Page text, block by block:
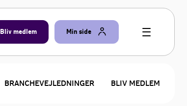
Bliv medlem Min side
BRANCHEVEJLEDNINGER BLIV MEDLEM